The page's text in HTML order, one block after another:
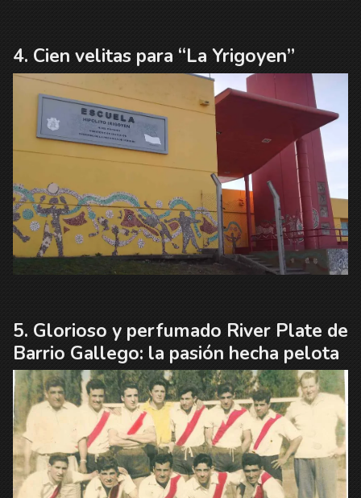
Cien velitas para “La Yrigoyen”
Glorioso y perfumado River Plate de
Barrio Gallego: la pasión hecha pelota